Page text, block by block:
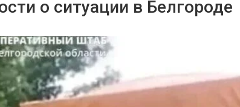
о ситуации в Белгороде